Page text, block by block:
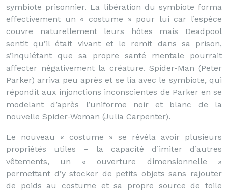
symbiote prisonnier. La libération du symbiote forma
effectivement un « costume » pour lui car l’espèce
couvre naturellement leurs hôtes mais Deadpool
sentit qu’il était vivant et le remit dans sa prison,
s’inquiétant que sa propre santé mentale pourrait
affecter négativement la créature. Spider-Man (Peter
Parker) arriva peu après et se lia avec le symbiote, qui
répondit aux injonctions inconscientes de Parker en se
modelant d’après l’uniforme noir et blanc de la
nouvelle Spider-Woman (Julia Carpenter).
Le nouveau « costume » se révéla avoir plusieurs
propriétés utiles – la capacité d’imiter d’autres
vêtements, un « ouverture dimensionnelle »
permettant d’y stocker de petits objets sans rajouter
de poids au costume et sa propre source de toile